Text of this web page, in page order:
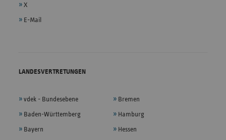
X
E-Mail
LANDESVERTRETUNGEN
vdek - Bundesebene
Baden-Württemberg
Bayern
Bremen
Hamburg
Hessen